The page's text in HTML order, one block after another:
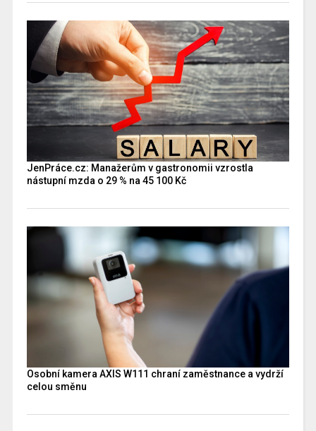
JenPráce.cz: Manažerům v gastronomii vzrostla
nástupní mzda o 29 % na 45 100 Kč
Osobní kamera AXIS W111 chraní zaměstnance a vydrží
celou směnu